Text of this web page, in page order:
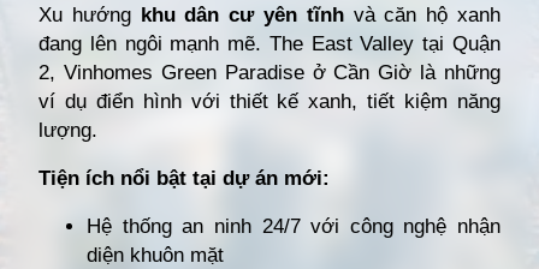
Xu hướng khu dân cư yên tĩnhvà căn hộ xanh
đang lên ngôi mạnh mẽ. The East Valley tại Quận
2, Vinhomes Green Paradise ở Cần Giờ là những
ví dụ điển hình với thiết kế xanh, tiết kiệm năng
lượng.
Tiện ích nổi bật tại dự án mới:
Hệ thống an ninh 24/7 với công nghệ nhận
diện khuôn mặt